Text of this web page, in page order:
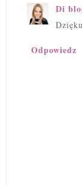
Di
Odpowiedz